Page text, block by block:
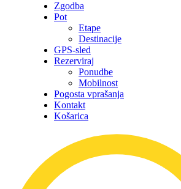
Zgodba
Pot
Etape
Destinacije
GPS-sled
Rezerviraj
Ponudbe
Mobilnost
Pogosta vprašanja
Kontakt
Košarica